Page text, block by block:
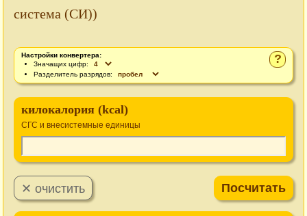
система (СИ))
?
Настройки конвертера:
Значащих цифр:
Разделитель разрядов:
килокалория (kcal)
СГС и внесистемные единицы